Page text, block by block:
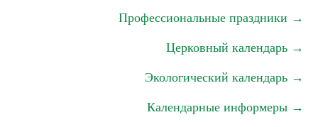
Профессиональные праздники →
Церковный календарь →
Экологический календарь →
Календарные информеры →